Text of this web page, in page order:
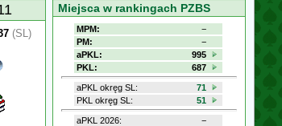
(SL)
Miejsca w rankingach PZBS
MPM:
−
PM:
−
aPKL:
995
PKL:
687
aPKL okręg SL:
71
PKL okręg SL:
51
aPKL 2026:
−